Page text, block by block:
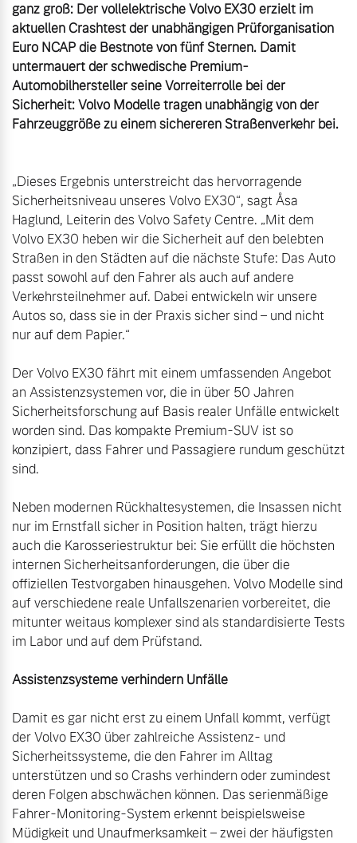
ganz groß: Der vollelektrische Volvo EX30 erzielt im
aktuellen Crashtest der unabhängigen Prüforganisation
Euro NCAP die Bestnote von fünf Sternen. Damit
untermauert der schwedische Premium-
Automobilhersteller seine Vorreiterrolle bei der
Sicherheit: Volvo Modelle tragen unabhängig von der
Fahrzeuggröße zu einem sichereren Straßenverkehr bei.
„Dieses Ergebnis unterstreicht das hervorragende
Sicherheitsniveau unseres Volvo EX30“, sagt Åsa
Haglund, Leiterin des Volvo Safety Centre. „Mit dem
Volvo EX30 heben wir die Sicherheit auf den belebten
Straßen in den Städten auf die nächste Stufe: Das Auto
passt sowohl auf den Fahrer als auch auf andere
Verkehrsteilnehmer auf. Dabei entwickeln wir unsere
Autos so, dass sie in der Praxis sicher sind – und nicht
nur auf dem Papier.“
Der Volvo EX30 fährt mit einem umfassenden Angebot
an Assistenzsystemen vor, die in über 50 Jahren
Sicherheitsforschung auf Basis realer Unfälle entwickelt
worden sind. Das kompakte Premium-SUV ist so
konzipiert, dass Fahrer und Passagiere rundum geschützt
sind.
Neben modernen Rückhaltesystemen, die Insassen nicht
nur im Ernstfall sicher in Position halten, trägt hierzu
auch die Karosseriestruktur bei: Sie erfüllt die höchsten
internen Sicherheitsanforderungen, die über die
offiziellen Testvorgaben hinausgehen. Volvo Modelle sind
auf verschiedene reale Unfallszenarien vorbereitet, die
mitunter weitaus komplexer sind als standardisierte Tests
im Labor und auf dem Prüfstand.
Assistenzsysteme verhindern Unfälle
Damit es gar nicht erst zu einem Unfall kommt, verfügt
der Volvo EX30 über zahlreiche Assistenz- und
Sicherheitssysteme, die den Fahrer im Alltag
unterstützen und so Crashs verhindern oder zumindest
deren Folgen abschwächen können. Das serienmäßige
Fahrer-Monitoring-System erkennt beispielsweise
Müdigkeit und Unaufmerksamkeit – zwei der häufigsten